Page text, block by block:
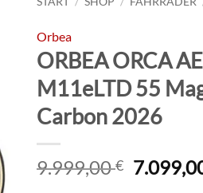
Orbea
ORBEA ORCA
M11eLTD 55
Carbon 2026
9.999,00€